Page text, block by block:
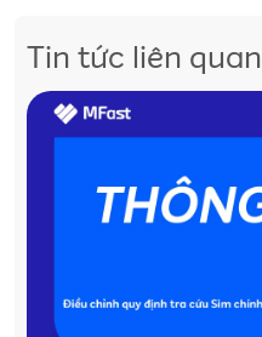
Tin tức liên quan